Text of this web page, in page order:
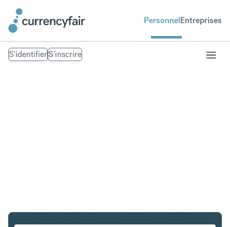
PersonnelEntreprises
S'identifierS'inscrire